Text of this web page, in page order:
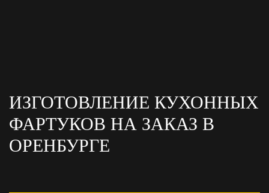
ИЗГОТОВЛЕНИЕ КУХОННЫХ
ФАРТУКОВ НА ЗАКАЗ В
ОРЕНБУРГЕ